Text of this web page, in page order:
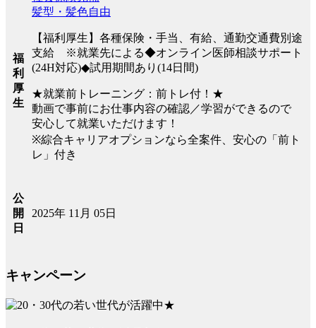
福
利
厚
生
髪型・髪色自由
【福利厚生】各種保険・手当、有給、通勤交通費別途
支給 ※就業先による◆オンライン医師相談サポート
(24H対応)◆試用期間あり(14日間)
★就業前トレーニング：前トレ付！★
動画で事前にお仕事内容の確認／学習ができるので
安心して就業いただけます！
※綜合キャリアオプションなら全案件、安心の「前ト
レ」付き
公
開
日
2025年 11月 05日
キャンペーン